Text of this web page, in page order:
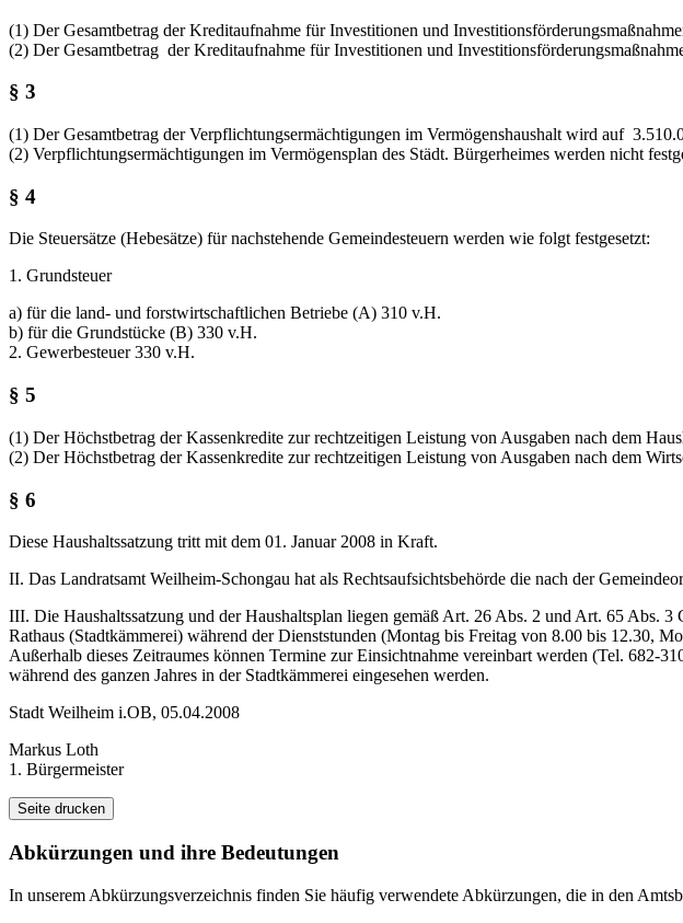
(1) Der Gesamtbetrag der Kreditaufnahme für Investitionen und
(2) Der Gesamtbetrag der Kreditaufnahme für Investitionen und
§ 3
(1) Der Gesamtbetrag der Verpflichtungsermächtigungen im Vermögenshaushalt wird auf
(2) Verpflichtungsermächtigungen im Vermögensplan des Städt. Bürgerheimes werden nicht
§ 4
Die Steuersätze (Hebesätze) für nachstehende Gemeindesteuern werden wie folgt festgesetzt:
1. Grundsteuer
a) für die land- und forstwirtschaftlichen Betriebe (A) 310 v.H.
b) für die Grundstücke (B) 330 v.H.
2. Gewerbesteuer 330 v.H.
§ 5
(1) Der Höchstbetrag der Kassenkredite zur rechtzeitigen Leistung von Ausgaben nach dem
(2) Der Höchstbetrag der Kassenkredite zur rechtzeitigen Leistung von Ausgaben nach dem
§ 6
Diese Haushaltssatzung tritt mit dem 01. Januar 2008 in Kraft.
II. Das Landratsamt Weilheim-Schongau hat als Rechtsaufsichtsbehörde die nach der
III. Die Haushaltssatzung und der Haushaltsplan liegen gemäß Art. 26 Abs. 2 und Art. 65 Abs.
Rathaus (Stadtkämmerei) während der Dienststunden (Montag bis Freitag von 8.00 bis 12.30,
Außerhalb dieses Zeitraumes können Termine zur Einsichtnahme vereinbart werden (Tel. 682-
während des ganzen Jahres in der Stadtkämmerei eingesehen werden.
Stadt Weilheim i.OB, 05.04.2008
Markus Loth
1. Bürgermeister
Seite drucken
Abkürzungen und ihre Bedeutungen
In unserem Abkürzungsverzeichnis finden Sie häufig verwendete Abkürzungen, die in den